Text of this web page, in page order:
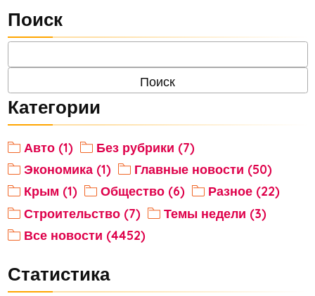
Поиск
Категории
Авто (1)
Без рубрики (7)
Экономика (1)
Главные новости (50)
Крым (1)
Общество (6)
Разное (22)
Строительство (7)
Темы недели (3)
Все новости (4452)
Статистика